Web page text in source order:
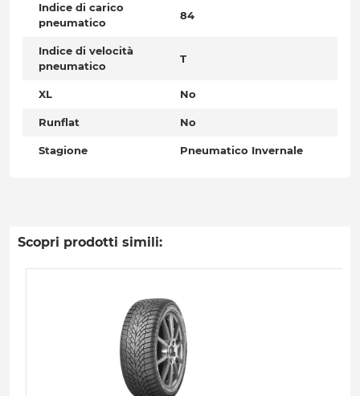
Indice di carico
pneumatico
84
Indice di velocità
pneumatico
T
XL No
Runflat No
Stagione Pneumatico Invernale
Scopri prodotti simili: